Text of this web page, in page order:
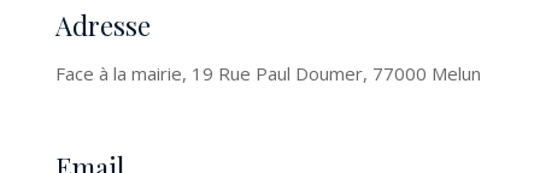
Adresse
Face à la mairie, 19 Rue Paul Doumer, 77000 Melun